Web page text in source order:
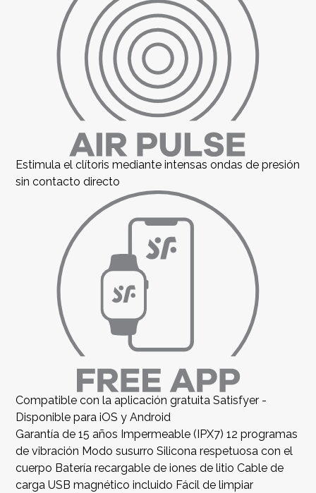
Estimula el clítoris mediante intensas ondas de presión
sin contacto directo
Compatible con la aplicación gratuita Satisfyer -
Disponible para iOS y Android
Garantía de 15 años Impermeable (IPX7) 12 programas
de vibración Modo susurro Silicona respetuosa con el
cuerpo Batería recargable de iones de litio Cable de
carga USB magnético incluido Fácil de limpiar